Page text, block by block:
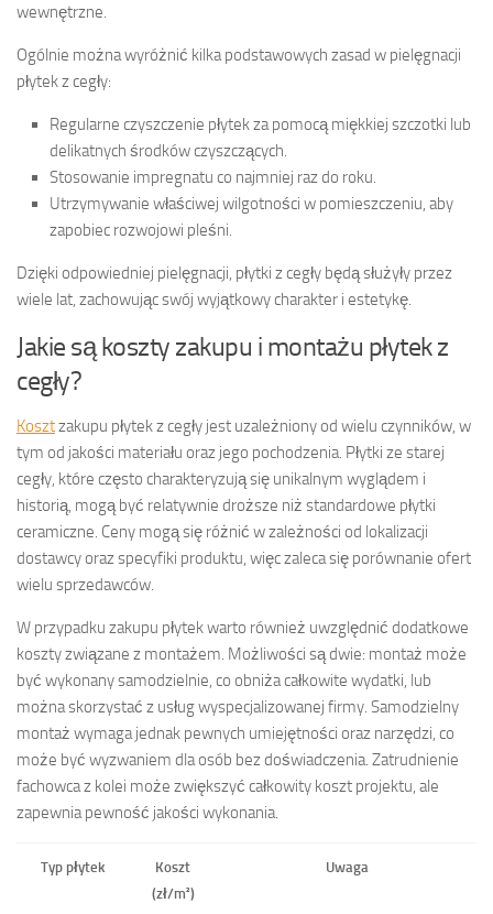
wewnętrzne.
Ogólnie można wyróżnić kilka podstawowych zasad w pielęgnacji
płytek z cegły:
Regularne czyszczenie płytek za pomocą miękkiej szczotki lub
delikatnych środków czyszczących.
Stosowanie impregnatu co najmniej raz do roku.
Utrzymywanie właściwej wilgotności w pomieszczeniu, aby
zapobiec rozwojowi pleśni.
Dzięki odpowiedniej pielęgnacji, płytki z cegły będą służyły przez
wiele lat, zachowując swój wyjątkowy charakter i estetykę.
Jakie są koszty zakupu i montażu płytek z
cegły?
Kosztzakupu płytek z cegły jest uzależniony od wielu czynników, w
tym od jakości materiału oraz jego pochodzenia. Płytki ze starej
cegły, które często charakteryzują się unikalnym wyglądem i
historią, mogą być relatywnie droższe niż standardowe płytki
ceramiczne. Ceny mogą się różnić w zależności od lokalizacji
dostawcy oraz specyfiki produktu, więc zaleca się porównanie ofert
wielu sprzedawców.
W przypadku zakupu płytek warto również uwzględnić dodatkowe
koszty związane z montażem. Możliwości są dwie: montaż może
być wykonany samodzielnie, co obniża całkowite wydatki, lub
można skorzystać z usług wyspecjalizowanej firmy. Samodzielny
montaż wymaga jednak pewnych umiejętności oraz narzędzi, co
może być wyzwaniem dla osób bez doświadczenia. Zatrudnienie
fachowca z kolei może zwiększyć całkowity koszt projektu, ale
zapewnia pewność jakości wykonania.
Typ płytek
Koszt
(zł/m²)
Uwaga